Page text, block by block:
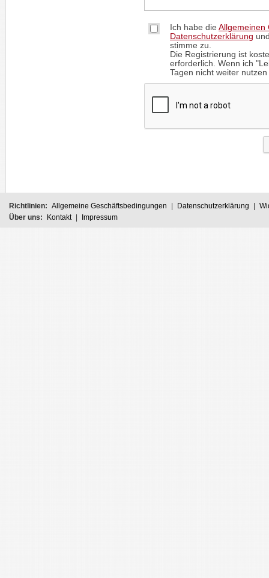
Ich habe die Allgemeinen
Datenschutzerklärung
stimme zu.
Die Registrierung ist
erforderlich. Wenn ich
Tagen nicht weiter
Richtlinien: Allgemeine Geschäftsbedingungen Datenschutzerklärung
Über uns:
Kontakt Impressum